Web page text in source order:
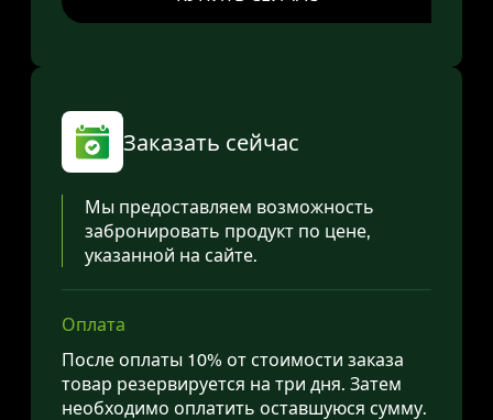
Заказать сейчас
Мы предоставляем возможность
забронировать продукт по цене,
указанной на сайте.
Оплата
После оплаты 10% от стоимости заказа
товар резервируется на три дня. Затем
необходимо оплатить оставшуюся сумму.